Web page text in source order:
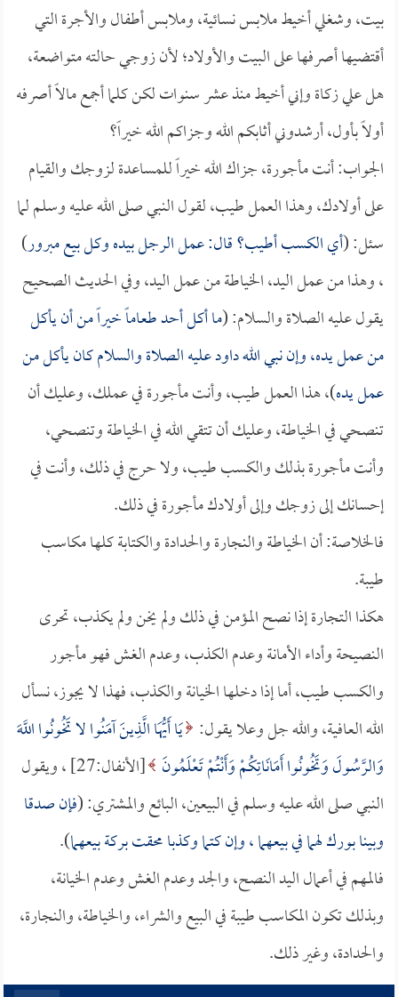
بيت، وشغلي أخيط ملابس نسائية، وملابس أطفال والأجرة التي
أقتضيها أصرفها على البيت والأولاد؛ لأن زوجي حالته متواضعة،
هل علي زكاة وإني أخيط منذ عشر سنوات لكن كلما أجمع مالاً أصرفه
أولاً بأول، أرشدوني أثابكم الله وجزاكم الله خيراً؟
الجواب: أنت مأجورة، جزاك الله خيراً للمساعدة لزوجك والقيام
على أولادك، وهذا العمل طيب، لقول النبي صلى الله عليه وسلم لما
سئل: (أي الكسب أطيب؟ قال: عمل الرجل بيده وكل بيع مبرور)
، وهذا من عمل اليد، الخياطة من عمل اليد، وفي الحديث الصحيح
يقول عليه الصلاة والسلام: (ما أكل أحد طعاماً خيراً من أن يأكل
من عمل يده، وإن نبي الله داود عليه الصلاة والسلام كان يأكل من
عمل يده)، هذا العمل طيب، وأنت مأجورة في عملك، وعليك أن
تنصحي في الخياطة، وعليك أن تتقي الله في الخياطة وتنصحي،
وأنت مأجورة بذلك والكسب طيب، ولا حرج في ذلك، وأنت في
إحسانك إلى زوجك وإلى أولادك مأجورة في ذلك.
فالخلاصة: أن الخياطة والنجارة والحدادة والكتابة كلها مكاسب
طيبة.
هكذا التجارة إذا نصح المؤمن في ذلك ولم يخن ولم يكذب، تحرى
النصيحة وأداء الأمانة وعدم الكذب، وعدم الغش فهو مأجور
والكسب طيب، أما إذا دخلها الخيانة والكذب، فهذا لا يجوز، نسأل
الله العافية، والله جل وعلا يقول: يَا أَيُّهَا الَّذِينَ آمَنُوا لا تَخُونُوا اللَّهَ
وَالرَّسُولَ وَتَخُونُوا أَمَانَاتِكُمْ وَأَنْتُمْ تَعْلَمُونَ
[الأنفال:27] ، ويقول
النبي صلى الله عليه وسلم في البيعين، البائع والمشتري: (فإن صدقا
وبينا بورك لهما في بيعهما ، وإن كتما وكذبا محقت بركة بيعهما).
فالمهم في أعمال اليد النصح، والجد وعدم الغش وعدم الخيانة،
وبذلك تكون المكاسب طيبة في البيع والشراء، والخياطة، والنجارة،
والحدادة، وغير ذلك.